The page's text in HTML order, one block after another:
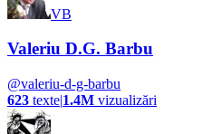
VB
Valeriu D.G. Barbu
@valeriu-d-g-barbu
623 texte|1.4M vizualizări